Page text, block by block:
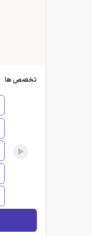
تخصص ها